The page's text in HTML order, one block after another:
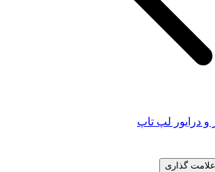
و درایور لپ تاپ
علامت گذاری